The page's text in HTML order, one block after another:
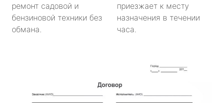
ремонт садовой и
бензиновой техники без
обмана.
приезжает к месту
назначения в течении
часа.